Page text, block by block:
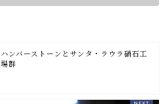
ハンバーストーンとサンタ・ラウラ硝石工
場群